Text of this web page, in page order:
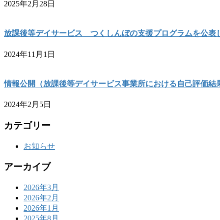
2025年2月28日
放課後等デイサービス つくしんぼの支援プログラムを公表
2024年11月1日
情報公開（放課後等デイサービス事業所における自己評価結
2024年2月5日
カテゴリー
お知らせ
アーカイブ
2026年3月
2026年2月
2026年1月